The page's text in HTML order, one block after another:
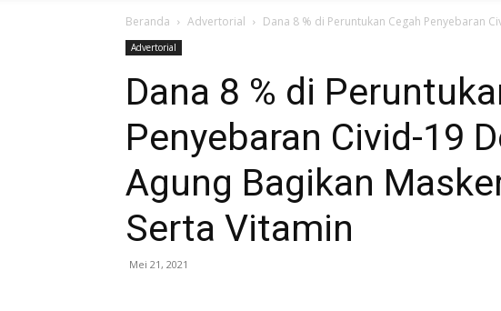
Beranda Advertorial Dana 8 % di Peruntukan Cegah Penyebaran
Advertorial
Dana 8 % di
Penyebaran Civid-19
Agung Bagikan
Serta Vitamin
Mei 21, 2021